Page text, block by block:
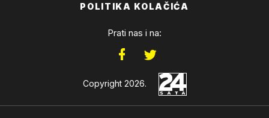
POLITIKA KOLAČIĆA
Prati nas i na:
Copyright 2026.